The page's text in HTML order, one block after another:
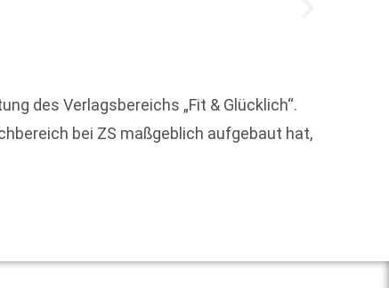
des Verlagsbereichs „Fit & Glücklich“.
bei ZS maßgeblich aufgebaut hat,